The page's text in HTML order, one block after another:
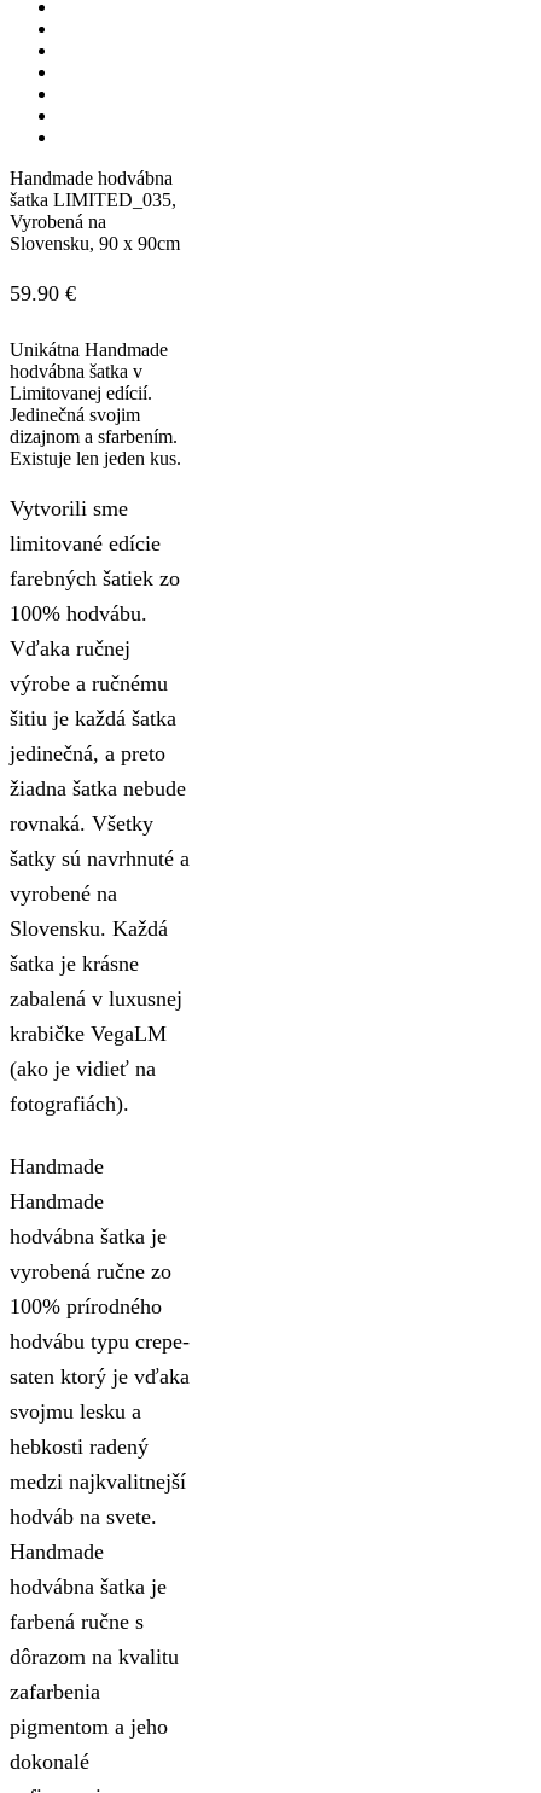
Handmade hodvábna
šatka LIMITED_035,
Vyrobená na
Slovensku, 90 x 90cm
59.90 €
Unikátna Handmade
hodvábna šatka v
Limitovanej edícií.
Jedinečná svojim
dizajnom a sfarbením.
Existuje len jeden kus.
Vytvorili sme
limitované edície
farebných šatiek zo
100% hodvábu.
Vďaka ručnej
výrobe a ručnému
šitiu je každá šatka
jedinečná, a preto
žiadna šatka nebude
rovnaká. Všetky
šatky sú navrhnuté a
vyrobené na
Slovensku. Každá
šatka je krásne
zabalená v luxusnej
krabičke VegaLM
(ako je vidieť na
fotografiách).
Handmade
Handmade
hodvábna šatka je
vyrobená ručne zo
100% prírodného
hodvábu typu crepe-
saten ktorý je vďaka
svojmu lesku a
hebkosti radený
medzi najkvalitnejší
hodváb na svete.
Handmade
hodvábna šatka je
farbená ručne s
dôrazom na kvalitu
zafarbenia
pigmentom a jeho
dokonalé